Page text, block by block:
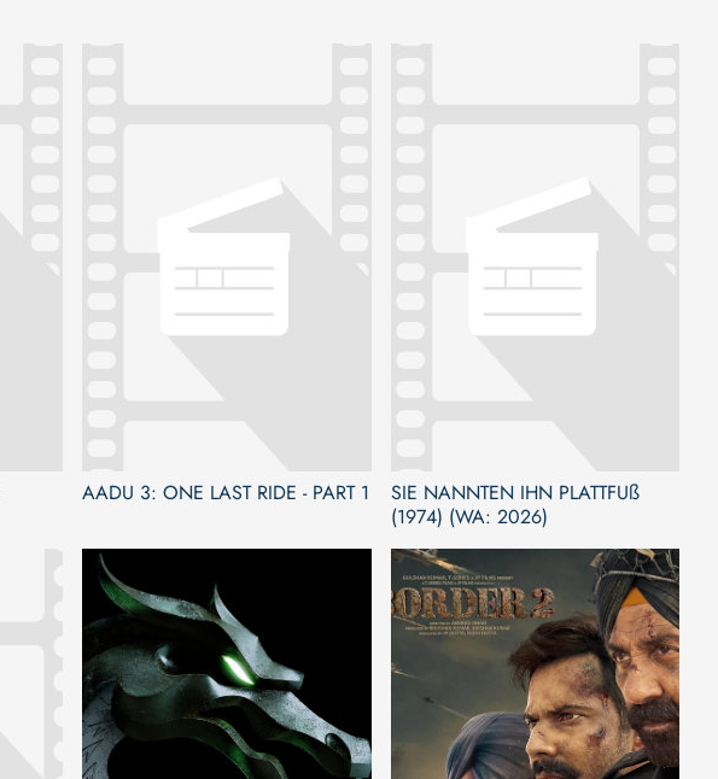
AADU 3: ONE LAST RIDE - PART 1
SIE NANNTEN IHN PLATTFUß
(1974) (WA: 2026)